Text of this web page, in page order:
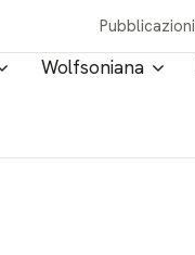
Pubblicazioni
Wolfsoniana